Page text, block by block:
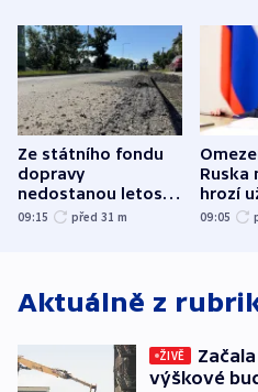
Ze státního fondu
dopravy
nedostanou letos
kraje na silnice ani
09:15 před 31 m
Ruska
hrozí
varují
09:05
Aktuálně z
ŽIVĚ
výškové